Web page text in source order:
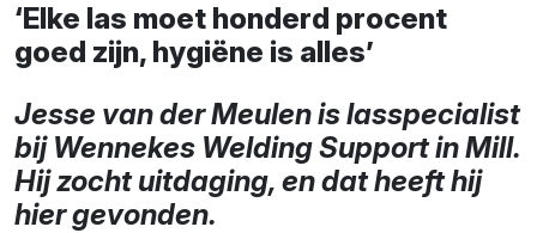
‘Elke las moet honderd procent
goed zijn, hygiëne is alles’
Jesse van der Meulen is lasspecialist
bij Wennekes Welding Support in Mill.
Hij zocht uitdaging, en dat heeft hij
hier gevonden.